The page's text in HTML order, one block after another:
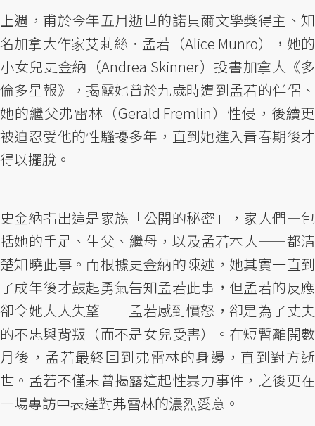
上週，甫於今年五月逝世的諾貝爾文學獎得主、知
名加拿大作家艾莉絲．孟若（Alice Munro），她的
小女兒史金納（Andrea Skinner）投書加拿大《多
倫多星報》，揭露她曾於九歲時遭到孟若的伴侶、
她的繼父弗雷林（Gerald Fremlin）性侵，後續更
被迫忍受他的性騷擾多年，直到她進入青春期後才
得以擺脫。
史金納指出這是家族「公開的秘密」，家人們—包
括她的手足、生父、繼母，以及孟若本人——都清
楚知曉此事。而根據史金納的陳述，她其實一直到
了成年後才鼓起勇氣告知孟若此事，但孟若的反應
卻令她大大失望——孟若感到憤怒，卻是為了丈夫
的不忠與背叛（而不是女兒受害）。在短暫離開數
月後，孟若最終回到弗雷林的身邊，直到對方逝
世。孟若不僅未曾揭露這起性暴力事件，之後更在
一場專訪中表達對弗雷林的濃烈愛意。